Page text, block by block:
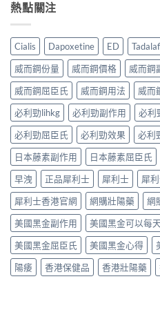
熱點關注
Cialis Dapoxetine ED
威而鋼份量
威而鋼價格 威而鋼
威而鋼屈臣氏
威而鋼用法 威而
必利勁lihkg
必利勁副作用 必利
必利勁屈臣氏
必利勁效果 必利
日本藤素副作用
日本藤素屈臣氏
早洩
正品犀利士 犀利士 犀
犀利士香港官網
網購壯陽藥 網
美國黑金副作用
美國黑金可以每
美國黑金屈臣氏
美國黑金心得
陽痿
香港保健品 香港壯陽藥